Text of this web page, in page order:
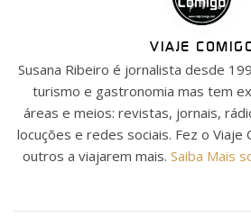
VIAJE
Susana Ribeiro é jornalista desde
turismo e gastronomia mas tem
áreas e meios: revistas, jornais,
locuções e redes sociais. Fez o Viaje
outros a viajarem mais. Saiba Mais